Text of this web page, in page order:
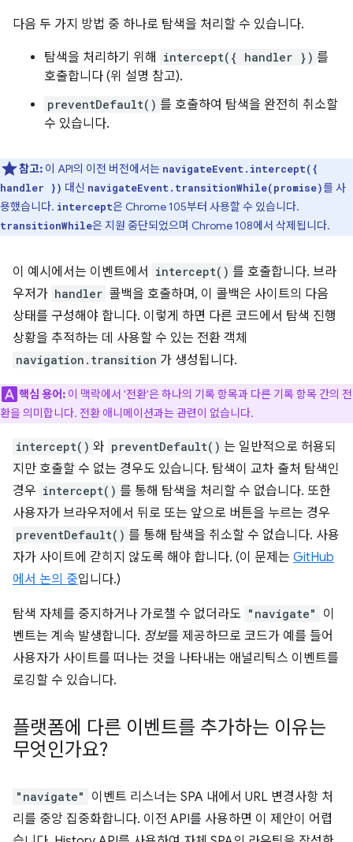
다음 두 가지 방법 중 하나로 탐색을 처리할 수 있습니다.
탐색을 처리하기 위해 intercept({ handler }) 를
호출합니다 (위 설명 참고).
preventDefault() 를 호출하여 탐색을 완전히 취소할
수 있습니다.
참고: 이 API의 이전 버전에서는 navigateEvent.intercept({
handler }) 대신 navigateEvent.transitionWhile(promise)를 사
용했습니다. intercept은 Chrome 105부터 사용할 수 있습니다.
transitionWhile은 지원 중단되었으며 Chrome 108에서 삭제됩니다.
이 예시에서는 이벤트에서 intercept() 를 호출합니다. 브라
우저가 handler 콜백을 호출하며, 이 콜백은 사이트의 다음
상태를 구성해야 합니다. 이렇게 하면 다른 코드에서 탐색 진행
상황을 추적하는 데 사용할 수 있는 전환 객체
navigation.transition 가 생성됩니다.
핵심 용어: 이 맥락에서 '전환'은 하나의 기록 항목과 다른 기록 항목 간의 전
환을 의미합니다. 전환 애니메이션과는 관련이 없습니다.
intercept() 와 preventDefault() 는 일반적으로 허용되
지만 호출할 수 없는 경우도 있습니다. 탐색이 교차 출처 탐색인
경우 intercept() 를 통해 탐색을 처리할 수 없습니다. 또한
사용자가 브라우저에서 뒤로 또는 앞으로 버튼을 누르는 경우
preventDefault() 를 통해 탐색을 취소할 수 없습니다. 사용
자가 사이트에 갇히지 않도록 해야 합니다. (이 문제는 GitHub
에서 논의 중입니다.)
탐색 자체를 중지하거나 가로챌 수 없더라도 "navigate"
이
벤트는 계속 발생합니다. 정보를 제공하므로 코드가 예를 들어
사용자가 사이트를 떠나는 것을 나타내는 애널리틱스 이벤트를
로깅할 수 있습니다.
플랫폼에 다른 이벤트를 추가하는 이유는
무엇인가요?
"navigate"
이벤트 리스너는 SPA 내에서 URL 변경사항 처
리를 중앙 집중화합니다. 이전 API를 사용하면 이 제안이 어렵